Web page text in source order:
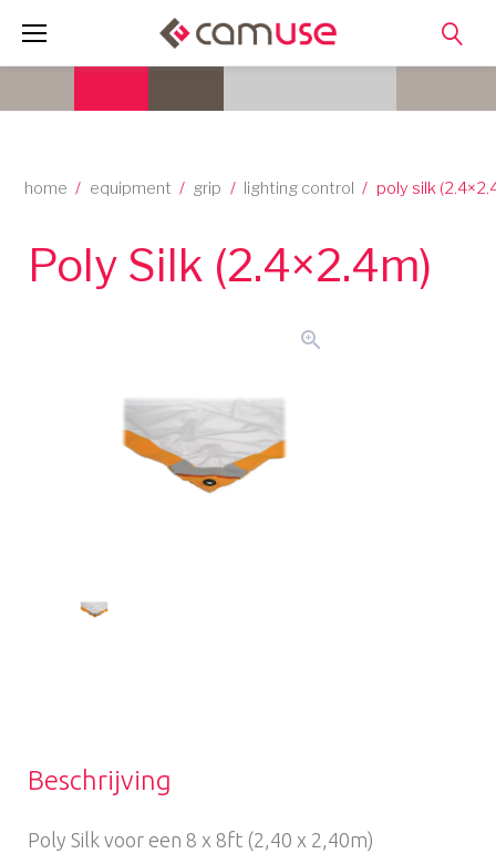
home / equipment / grip / lighting control / poly silk
Poly Silk (2.4×2.4m)
zoom_in
Beschrijving
Poly Silk voor een 8 x 8ft (2,40 x 2,40m)